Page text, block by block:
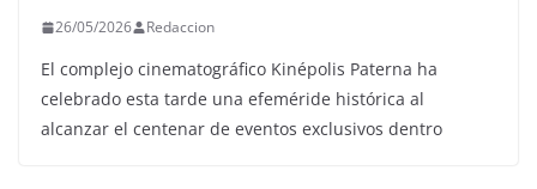
26/05/2026 Redaccion
El complejo cinematográfico Kinépolis Paterna ha
celebrado esta tarde una efeméride histórica al
alcanzar el centenar de eventos exclusivos dentro